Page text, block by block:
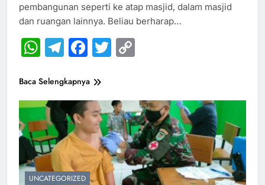
pembangunan seperti ke atap masjid, dalam masjid
dan ruangan lainnya. Beliau berharap…
WhatsApp
Telegram
Facebook
Twitter
Baca Selengkapnya
UNCATEGORIZED